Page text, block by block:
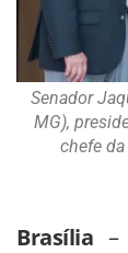
Senador
MG),
chefe
Brasília –